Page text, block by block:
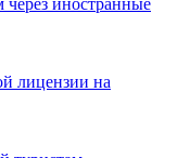
лицензии на